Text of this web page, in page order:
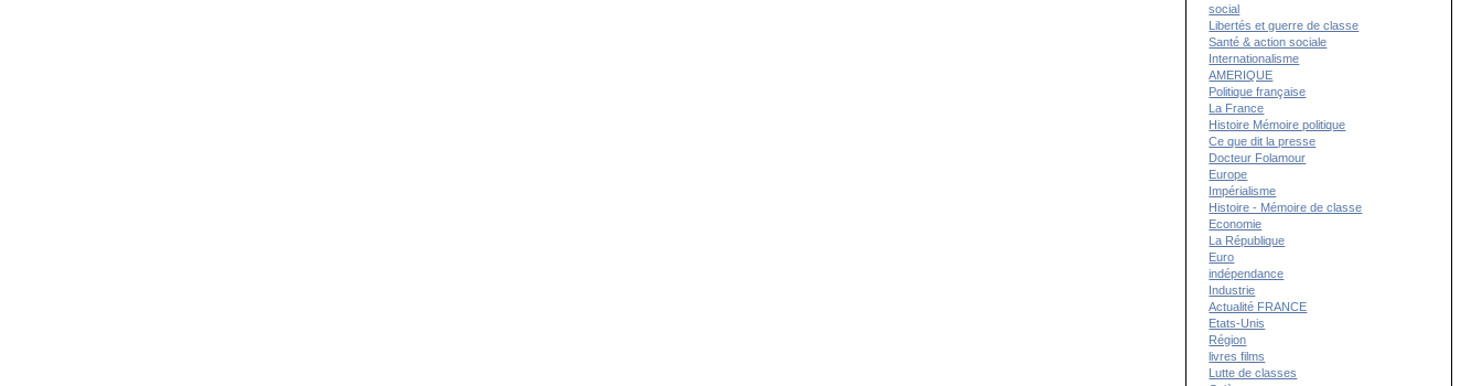
social
Libertés et guerre de classe
Santé & action sociale
Internationalisme
AMERIQUE
Politique française
La France
Histoire Mémoire politique
Ce que dit la presse
Docteur Folamour
Europe
Impérialisme
Histoire - Mémoire de classe
Economie
La République
Euro
indépendance
Industrie
Actualité FRANCE
Etats-Unis
Région
livres films
Lutte de classes